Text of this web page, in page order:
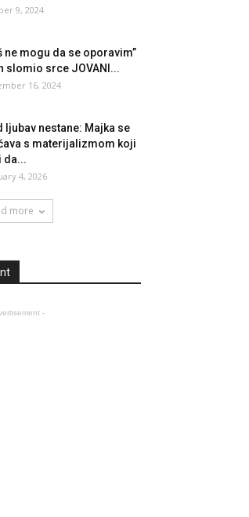
9, 2024
ne mogu da se oporavim”
slomio srce JOVANI...
16, 2024
ljubav nestane: Majka se
s materijalizmom koji
da...
4, 2026
more
-